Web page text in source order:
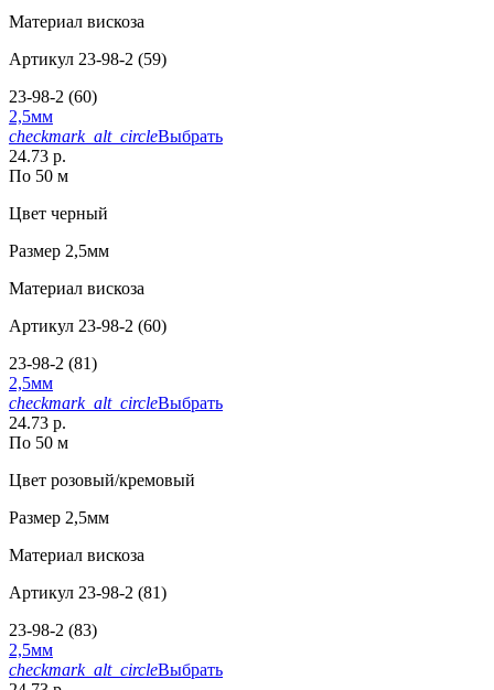
Материал вискоза
Артикул 23-98-2 (59)
23-98-2 (60)
2,5мм
checkmark_alt_circleВыбрать
24.73 р.
По 50 м
Цвет черный
Размер 2,5мм
Материал вискоза
Артикул 23-98-2 (60)
23-98-2 (81)
2,5мм
checkmark_alt_circleВыбрать
24.73 р.
По 50 м
Цвет розовый/кремовый
Размер 2,5мм
Материал вискоза
Артикул 23-98-2 (81)
23-98-2 (83)
2,5мм
checkmark_alt_circleВыбрать